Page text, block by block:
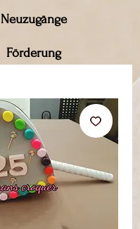
Neuzugänge
Förderung